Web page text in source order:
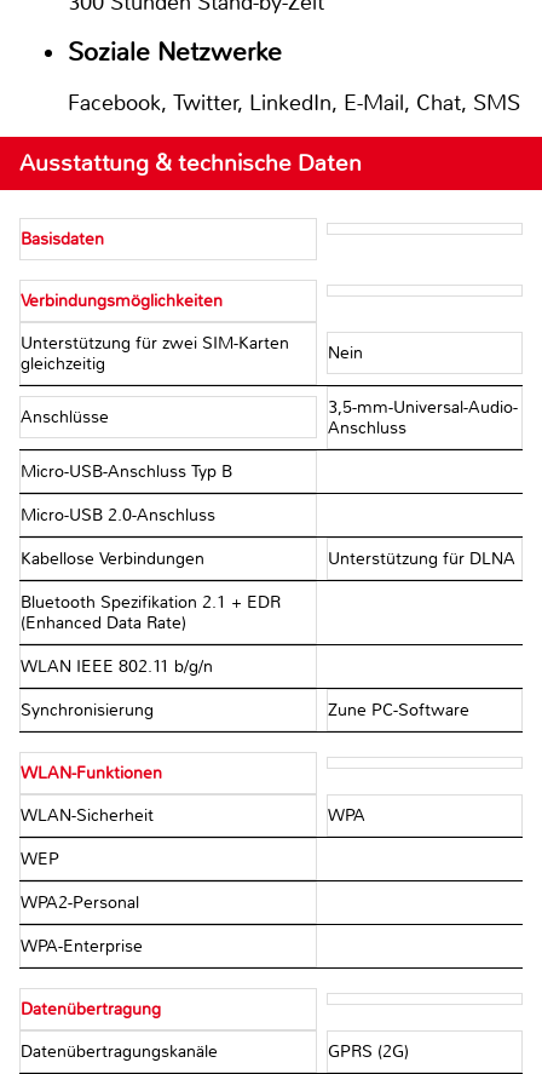
Soziale Netzwerke
Facebook, Twitter, LinkedIn, E-Mail, Chat, SMS
Ausstattung & technische Daten
Basisdaten
Verbindungsmöglichkeiten
Unterstützung für zwei SIM-Karten
gleichzeitig
Nein
Anschlüsse
3,5-mm-Universal-Audio-
Anschluss
Micro-USB-Anschluss Typ B
Micro-USB 2.0-Anschluss
Kabellose Verbindungen Unterstützung für DLNA
Bluetooth Spezifikation 2.1 + EDR
(Enhanced Data Rate)
WLAN IEEE 802.11 b/g/n
Synchronisierung Zune PC-Software
WLAN-Funktionen
WLAN-Sicherheit WPA
WEP
WPA2-Personal
WPA-Enterprise
Datenübertragung
Datenübertragungskanäle GPRS (2G)